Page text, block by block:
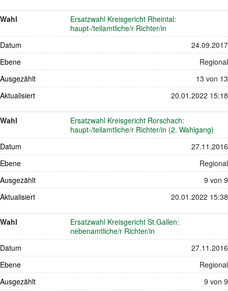
Wahl
Ersatzwahl Kreisgericht Rheintal:
haupt-/teilamtliche/r Richter/in
Datum
24.09.2017
Ebene
Regional
Ausgezählt
13 von 13
Aktualisiert
20.01.2022 15:18
Wahl
Ersatzwahl Kreisgericht Rorschach:
haupt-/teilamtliche/r Richter/in (2. Wahlgang)
Datum
27.11.2016
Ebene
Regional
Ausgezählt
9 von 9
Aktualisiert
20.01.2022 15:38
Wahl
Ersatzwahl Kreisgericht St.Gallen:
nebenamtliche/r Richter/in
Datum
27.11.2016
Ebene
Regional
Ausgezählt
9 von 9